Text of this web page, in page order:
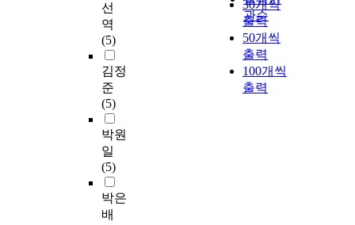
선
역
(5)
김정
준
(5)
박원
일
(5)
박은
배
관순
30개씩
출력
50개씩
출력
100개씩
출력